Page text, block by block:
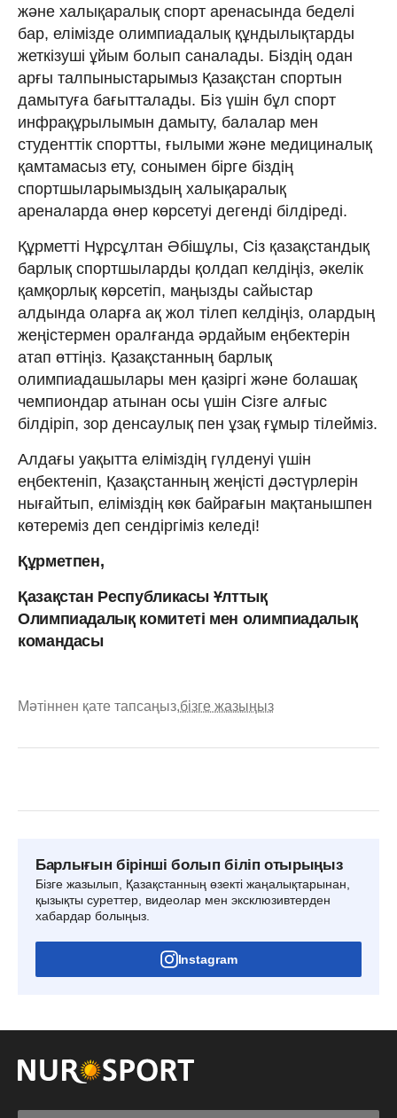
және халықаралық спорт аренасында беделі
бар, елімізде олимпиадалық құндылықтарды
жеткізуші ұйым болып саналады. Біздің одан
арғы талпыныстарымыз Қазақстан спортын
дамытуға бағытталады. Біз үшін бұл спорт
инфрақұрылымын дамыту, балалар мен
студенттік спортты, ғылыми және медициналық
қамтамасыз ету, сонымен бірге біздің
спортшыларымыздың халықаралық
ареналарда өнер көрсетуі дегенді білдіреді.
Құрметті Нұрсұлтан Әбішұлы, Сіз қазақстандық
барлық спортшыларды қолдап келдіңіз, әкелік
қамқорлық көрсетіп, маңызды сайыстар
алдында оларға ақ жол тілеп келдіңіз, олардың
жеңістермен оралғанда әрдайым еңбектерін
атап өттіңіз. Қазақстанның барлық
олимпиадашылары мен қазіргі және болашақ
чемпиондар атынан осы үшін Сізге алғыс
білдіріп, зор денсаулық пен ұзақ ғұмыр тілейміз.
Алдағы уақытта еліміздің гүлденуі үшін
еңбектеніп, Қазақстанның жеңісті дәстүрлерін
нығайтып, еліміздің көк байрағын мақтанышпен
көтереміз деп сендіргіміз келеді!
Құрметпен,
Қазақстан Республикасы Ұлттық
Олимпиадалық комитеті мен олимпиадалық
командасы
Мәтіннен қате тапсаңыз,бізге жазыңыз
Барлығын бірінші болып біліп отырыңыз
Бізге жазылып, Қазақстанның өзекті жаңалықтарынан,
қызықты суреттер, видеолар мен эксклюзивтерден
хабардар болыңыз.
Instagram